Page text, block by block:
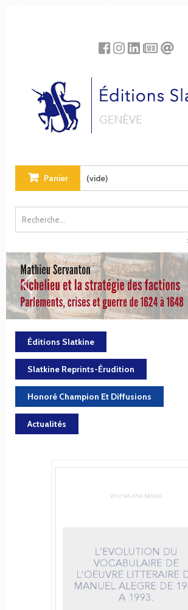
Panier (vide)
Éditions Slatkine
Slatkine Reprints-Érudition
Honoré Champion Et Diffusions
Actualités